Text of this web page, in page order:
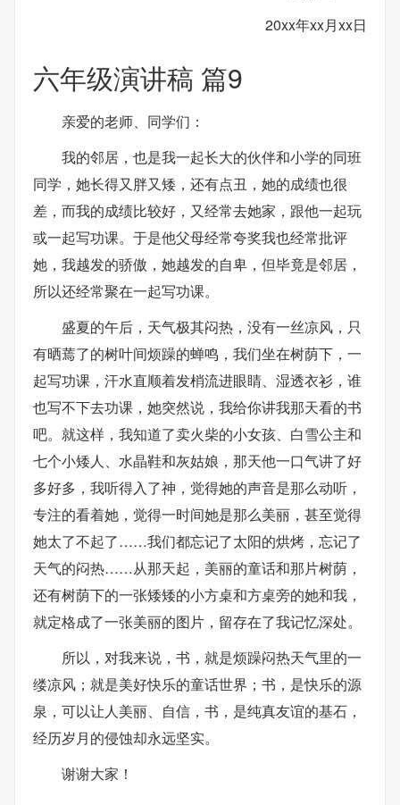
20xx年xx月xx日
六年级演讲稿 篇9
亲爱的老师、同学们：
我的邻居，也是我一起长大的伙伴和小学的同班
同学，她长得又胖又矮，还有点丑，她的成绩也很
差，而我的成绩比较好，又经常去她家，跟他一起玩
或一起写功课。于是他父母经常夸奖我也经常批评
她，我越发的骄傲，她越发的自卑，但毕竟是邻居，
所以还经常聚在一起写功课。
盛夏的午后，天气极其闷热，没有一丝凉风，只
有晒蔫了的树叶间烦躁的蝉鸣，我们坐在树荫下，一
起写功课，汗水直顺着发梢流进眼睛、湿透衣衫，谁
也写不下去功课，她突然说，我给你讲我那天看的书
吧。就这样，我知道了卖火柴的小女孩、白雪公主和
七个小矮人、水晶鞋和灰姑娘，那天他一口气讲了好
多好多，我听得入了神，觉得她的声音是那么动听，
专注的看着她，觉得一时间她是那么美丽，甚至觉得
她太了不起了……我们都忘记了太阳的烘烤，忘记了
天气的闷热……从那天起，美丽的童话和那片树荫，
还有树荫下的一张矮矮的小方桌和方桌旁的她和我，
就定格成了一张美丽的图片，留存在了我记忆深处。
所以，对我来说，书，就是烦躁闷热天气里的一
缕凉风；就是美好快乐的童话世界；书，是快乐的源
泉，可以让人美丽、自信，书，是纯真友谊的基石，
经历岁月的侵蚀却永远坚实。
谢谢大家！